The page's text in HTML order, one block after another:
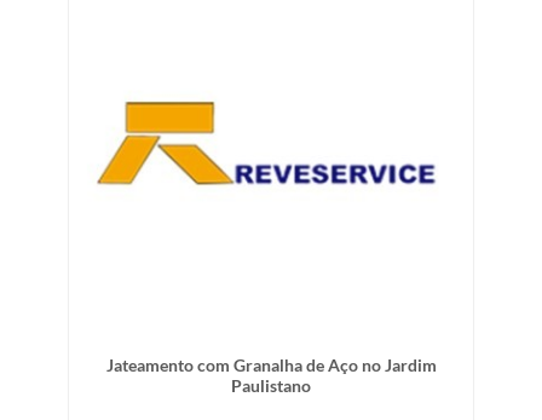
Jateamento com Granalha de Aço no Jardim
Paulistano